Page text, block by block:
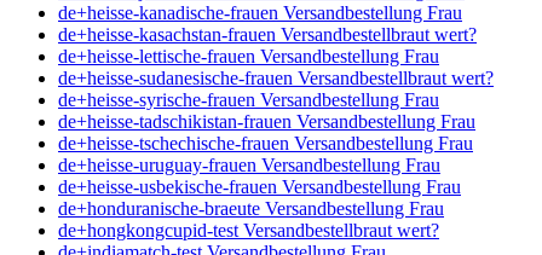
de+heisse-kanadische-frauen Versandbestellung Frau
de+heisse-kasachstan-frauen Versandbestellbraut wert?
de+heisse-lettische-frauen Versandbestellung Frau
de+heisse-sudanesische-frauen Versandbestellbraut wert?
de+heisse-syrische-frauen Versandbestellung Frau
de+heisse-tadschikistan-frauen Versandbestellung Frau
de+heisse-tschechische-frauen Versandbestellung Frau
de+heisse-uruguay-frauen Versandbestellung Frau
de+heisse-usbekische-frauen Versandbestellung Frau
de+honduranische-braeute Versandbestellung Frau
de+hongkongcupid-test Versandbestellbraut wert?